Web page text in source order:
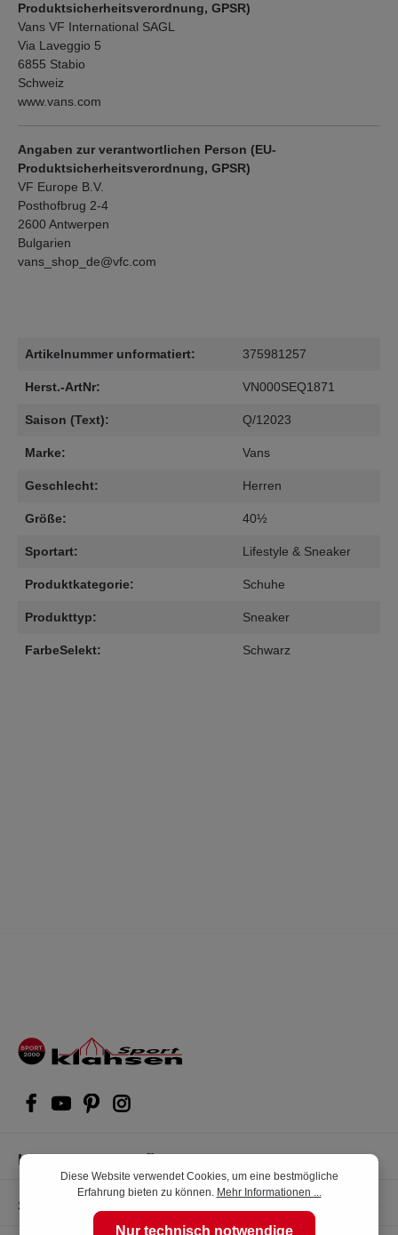
Produktsicherheitsverordnung, GPSR)
Vans VF International SAGL
Via Laveggio 5
6855 Stabio
Schweiz
www.vans.com
Angaben zur verantwortlichen Person (EU-
Produktsicherheitsverordnung, GPSR)
VF Europe B.V.
Posthofbrug 2-4
2600 Antwerpen
Bulgarien
vans_shop_de@vfc.com
Artikelnummer unformatiert: 375981257
Herst.-ArtNr: VN000SEQ1871
Saison (Text): Q/12023
Marke: Vans
Geschlecht: Herren
Größe: 40½
Sportart: Lifestyle & Sneaker
Produktkategorie: Schuhe
Produkttyp: Sneaker
FarbeSelekt: Schwarz
Kompetente Kaufberatung
Shop Service
Diese Website verwendet Cookies, um eine bestmögliche
Erfahrung bieten zu können. Mehr Informationen ...
Nur technisch notwendige